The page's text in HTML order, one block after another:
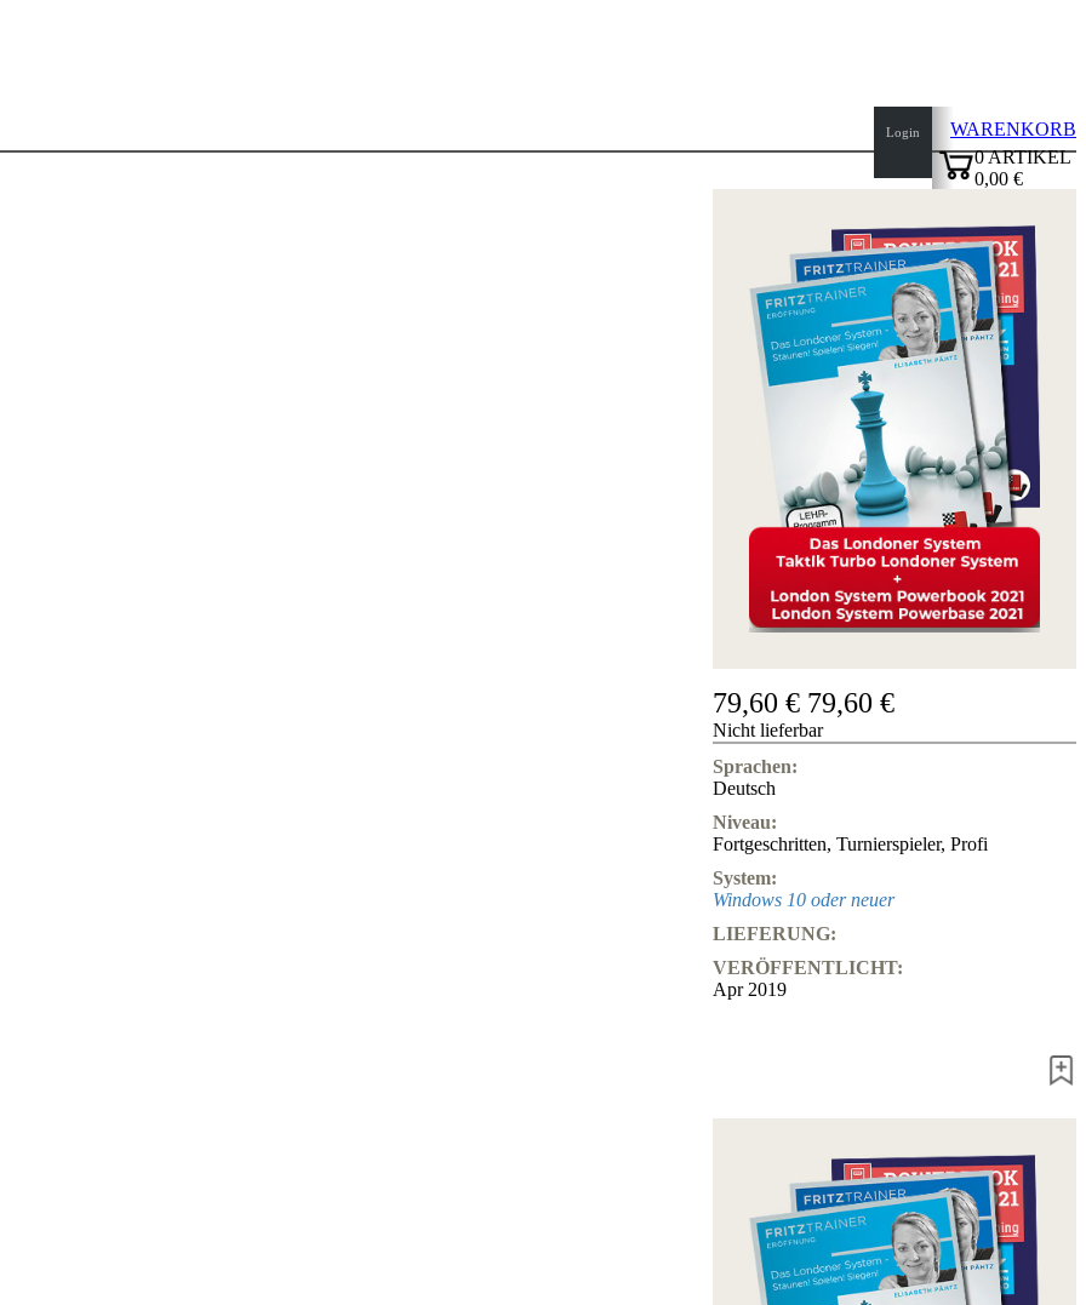
Login
WARENKORB
0ARTIKEL
0,00 €
79,60 € 79,60 €
Nicht lieferbar
Sprachen:
Deutsch
Niveau:
Fortgeschritten, Turnierspieler, Profi
System:
Windows 10 oder neuer
LIEFERUNG:
VERÖFFENTLICHT:
Apr 2019
Seitenanfang
Neuheiten
Autoren
Eröffnungen
Impressum
AGB
Datenschutz
über
uns
FAQ
Lizenzen
Barrierefreiheit
Cookies
Management
Compliance
Hotline
Chessbase
Accounts
Dukaten
Schachprogramme
Upgrade
Pakete
Eröffnung
Monographie
Minuten
FritzTrainer
Schach
lernen
Anfängerprodukte